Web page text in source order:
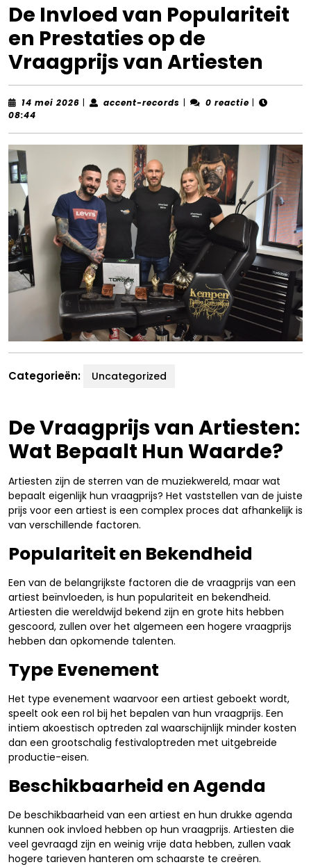
De Invloed van Populariteit
en Prestaties op de
Vraagprijs van Artiesten
14 mei 2026 14| accent-records accent-
| 0 reactie |
08:44
Categorieën: Uncategorized
De Vraagprijs van Artiesten:
Wat Bepaalt Hun Waarde?
Artiesten zijn de sterren van de muziekwereld, maar wat
bepaalt eigenlijk hun vraagprijs? Het vaststellen van de juiste
prijs voor een artiest is een complex proces dat afhankelijk is
van verschillende factoren.
Populariteit en Bekendheid
Een van de belangrijkste factoren die de vraagprijs van een
artiest beïnvloeden, is hun populariteit en bekendheid.
Artiesten die wereldwijd bekend zijn en grote hits hebben
gescoord, zullen over het algemeen een hogere vraagprijs
hebben dan opkomende talenten.
Type Evenement
Het type evenement waarvoor een artiest geboekt wordt,
speelt ook een rol bij het bepalen van hun vraagprijs. Een
intiem akoestisch optreden zal waarschijnlijk minder kosten
dan een grootschalig festivaloptreden met uitgebreide
productie-eisen.
Beschikbaarheid en Agenda
De beschikbaarheid van een artiest en hun drukke agenda
kunnen ook invloed hebben op hun vraagprijs. Artiesten die
veel gevraagd zijn en weinig vrije data hebben, zullen vaak
hogere tarieven hanteren om schaarste te creëren.